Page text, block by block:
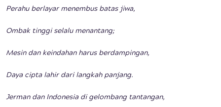
Perahu berlayar menembus batas jiwa,
Ombak tinggi selalu menantang;
Mesin dan keindahan harus berdampingan,
Daya cipta lahir dari langkah panjang.
Jerman dan Indonesia di gelombang tantangan,